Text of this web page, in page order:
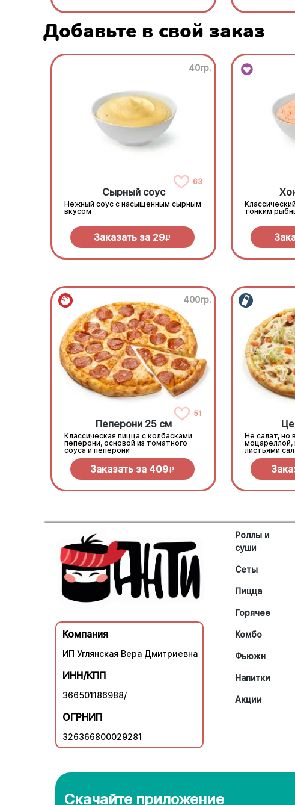
Добавьте в свой заказ
40гр.
63
Сырный соус
Нежный соус с насыщенным сырным
вкусом
Заказать за 29R
тонким
400гр.
51
Пеперони 25 см
Классическая пицца с колбасками
пеперони, основой из томатного
соуса и пеперони
Заказать за 409R
Не салат, но
моцареллой,
листьями
соусом
Компания
ИП Углянская Вера Дмитриевна
ИНН/КПП
366501186988/
ОГРНИП
326366800029281
Роллы и
суши
Сеты
Пицца
Горячее
Комбо
Фьюжн
Напитки
Акции
Скачайте приложение